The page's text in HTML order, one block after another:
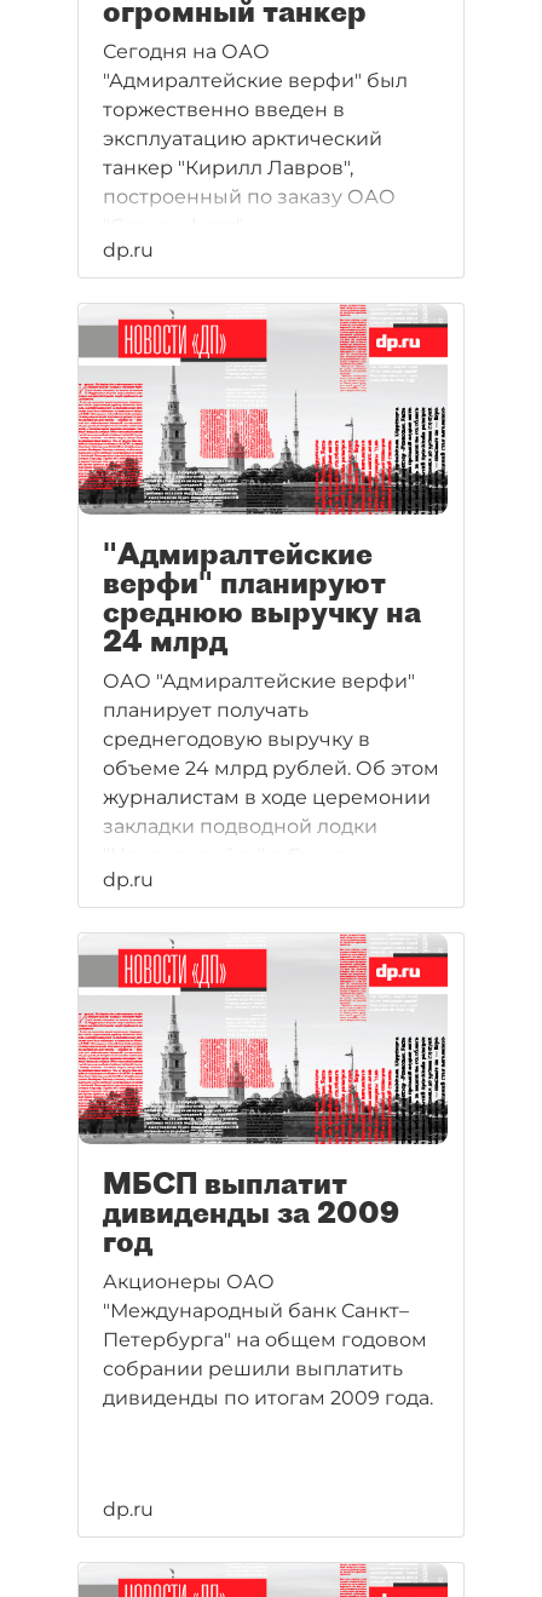
огромный танкер
Сегодня на ОАО
"Адмиралтейские верфи" был
торжественно введен в
эксплуатацию арктический
танкер "Кирилл Лавров",
построенный по заказу ОАО
dp.ru
"Адмиралтейские
верфи" планируют
среднюю выручку на
24 млрд
ОАО "Адмиралтейские верфи"
планирует получать
среднегодовую выручку в
объеме 24 млрд рублей. Об этом
журналистам в ходе церемонии
закладки подводной лодки
Петербурге заявил
генеральный директор
предприятия Владимир
Александров.
dp.ru
МБСП выплатит
дивиденды за 2009
год
Акционеры ОАО
"Международный банк Санкт–
Петербурга" на общем годовом
собрании решили выплатить
дивиденды по итогам 2009 года.
dp.ru